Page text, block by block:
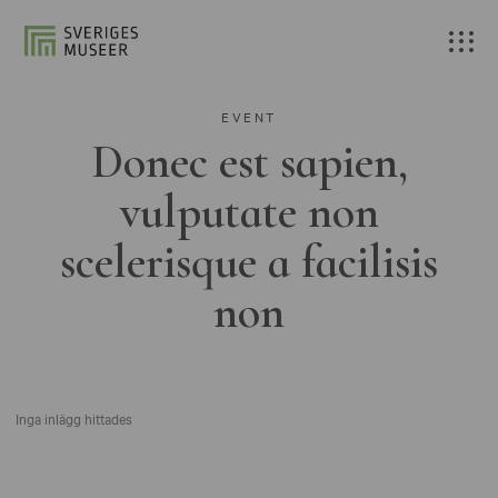
EVENT
Donec est sapien,
vulputate non
scelerisque a facilisis
non
Inga inlägg hittades